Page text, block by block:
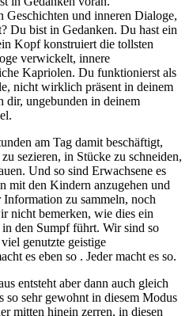
Geschichten und inneren Dialoge,
Du bist in Gedanken. Du hast ein
Kopf konstruiert die tollsten
verwickelt, innere
Kapriolen. Du funktionierst als
nicht wirklich präsent in deinem
ungebunden in deinem
am Tag damit beschäftigt,
sezieren, in Stücke zu schneiden,
Und so sind Erwachsene es
mit den Kindern anzugehen und
zu sammeln, noch
nicht bemerken, wie dies ein
den Sumpf führt. Wir sind so
genutzte geistige
es eben so . Jeder macht es so.
entsteht aber dann auch gleich
so sehr gewohnt in diesem Modus
mitten hinein zerren, in diesen